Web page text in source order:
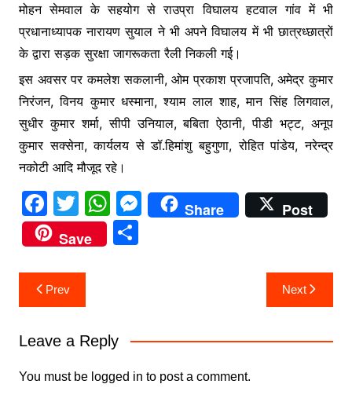
मोहन सेमवाल के सहयोग से राउप्रा विघालय हटवाल गांव में भी
प्रधानाध्यापक नारायण सुयाल ने भी अपने विघालय में भी छात्रध्छात्रों
के द्वारा सड़क सुरक्षा जागरूकता रैली निकली गई।
इस अवसर पर कमलेश सकलानी, ओम प्रकाश प्रजापति, अमेद्र कुमार
निरंजन, विनय कुमार धस्माना, श्याम लाल शाह, मान सिंह लिगवाल,
सुधीर कुमार शर्मा, सीपी उनियाल, बबिता ऐठानी, पीडी भट्ट, अनूप
कुमार सक्सेना, कार्यलय से डॉ.हिमांशु बहुगुणा, रोहित पांडेय, नरेन्द्र
नकोटी आदि मौजूद रहे।
F
a
c
e
b
o
k
T
w
itt
er
W
h
at
p
p
M
e
er
Share
Post
Save
S
Post
navigation
Prev Next
Leave a Reply
You must be logged in to post a comment.